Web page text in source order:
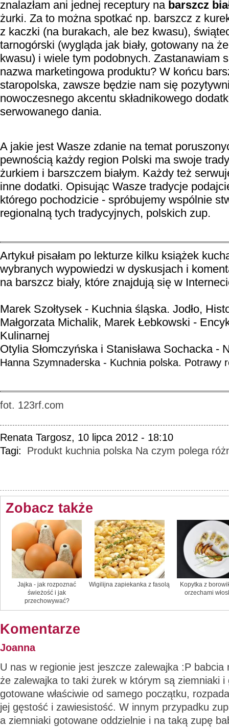
znalazłam ani jednej receptury na barszcz
żurki. Za to można spotkać np. barszcz z
z kaczki (na burakach, ale bez kwasu),
tarnogórski (wygląda jak biały, gotowany na
kwasu) i wiele tym podobnych. Zastanawiam
nazwa marketingowa produktu? W końcu
staropolska, zawsze będzie nam się
nowoczesnego akcentu składnikowego
serwowanego dania.
A jakie jest Wasze zdanie na temat
pewnością każdy region Polski ma swoje
żurkiem i barszczem białym. Każdy też
inne dodatki. Opisując Wasze tradycje
którego pochodzicie - spróbujemy wspólnie
regionalną tych tradycyjnych, polskich zup.
Artykuł pisałam po lekturze kilku książek
wybranych wypowiedzi w dyskusjach i
na barszcz biały, które znajdują się w
Marek Szołtysek - Kuchnia śląska. Jodło,
Małgorzata Michalik, Marek Łebkowski -
Kulinarnej
Otylia Słomczyńska i Stanisława Sochacka -
Hanna Szymnaderska - Kuchnia polska. Potrawy
fot. 123rf.com
Renata Targosz, 10 lipca 2012 - 18:10
Tagi:
Produkt kuchnia polska Na czym polega
Zobacz także
Jajka - jak rozpoznać
świeżość i jak
przechowywać?
Wigilijna zapiekanka z fasolą
Kopytka z
orzechami
Komentarze
Joanna
U nas w regionie jest jeszcze zalewajka :P babcia
że zalewajka to taki żurek w którym są ziemniaki
gotowane właściwie od samego początku,
jej gęstość i zawiesistość. W innym przypadku
a ziemniaki gotowane oddzielnie i na taką zupę